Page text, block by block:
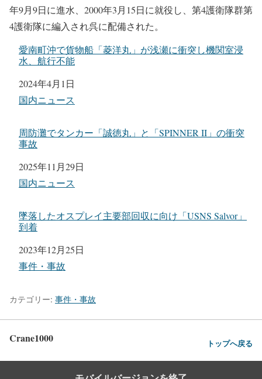
年9月9日に進水、2000年3月15日に就役し、第4護衛隊群第
4護衛隊に編入され呉に配備された。
愛南町沖で貨物船「菱洋丸」が浅瀬に衝突し機関室浸
水、航行不能
日付
2024年4月1日
関連理由
国内ニュース
周防灘でタンカー「誠徳丸」と「SPINNER II」の衝突
事故
日付
2025年11月29日
関連理由
国内ニュース
墜落したオスプレイ主要部回収に向け「USNS Salvor」
到着
日付
2023年12月25日
関連理由
事件・事故
カテゴリー: 事件・事故
Crane1000 トップへ戻る